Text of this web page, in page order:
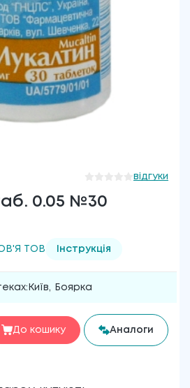
відгуки
0.05 №30
ТОВ Інструкція
Київ, Боярка
До кошику Аналоги